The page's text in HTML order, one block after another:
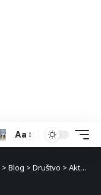
Aa
> Blog > Društvo > Aktuelnosti